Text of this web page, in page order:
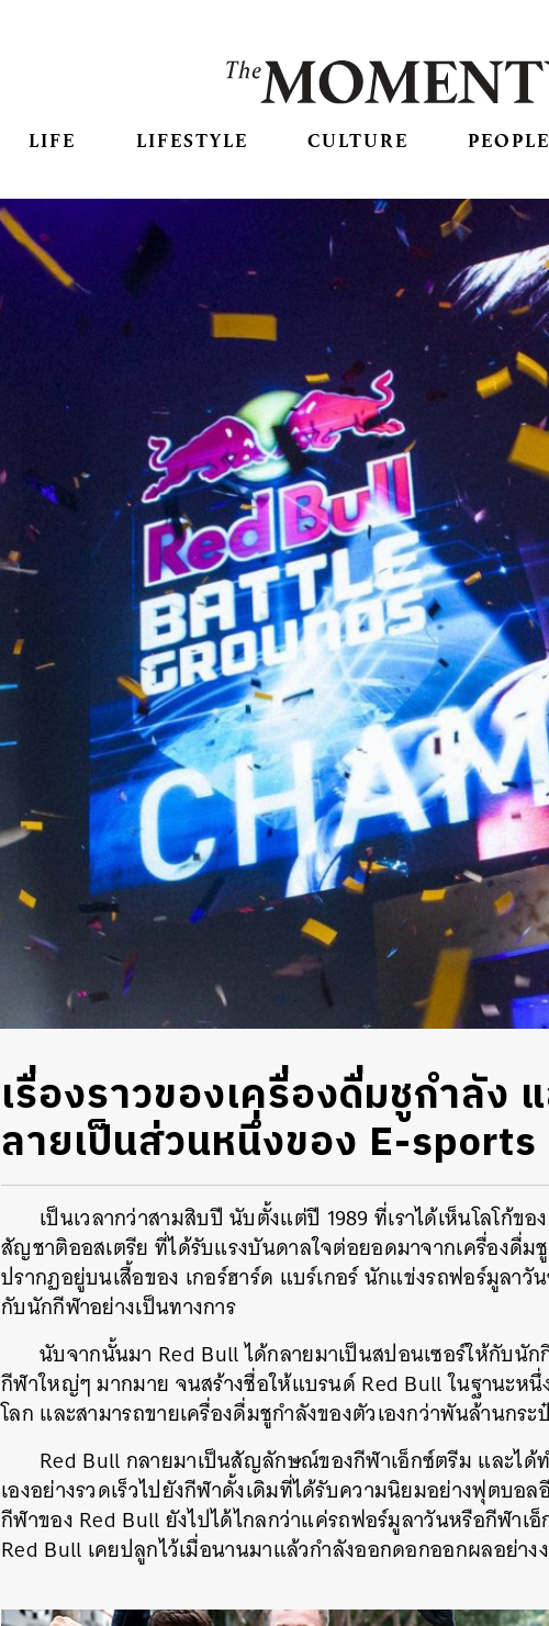
LIFE LIFESTYLE CULTURE PEOPLE
เรื่องราวของเครื่องดื่มชูกำลัง
ลายเป็นส่วนหนึ่งของ E-sports
เป็นเวลากว่าสามสิบปี นับตั้งแต่ปี 1989 ที่เราได้เห็นโลโก้ข
สัญชาติออสเตรีย ที่ได้รับแรงบันดาลใจต่อยอดมาจากเครื่องดื่มชู
ปรากฏอยู่บนเสื้อของ เกอร์ฮาร์ด แบร์เกอร์ นักแข่งรถฟอร์มูลาวั
กับนักกีฬาอย่างเป็นทางการ
นับจากนั้นมา Red Bull ได้กลายมาเป็นสปอนเซอร์ให้กับนั
กีฬาใหญ่ๆ มากมาย จนสร้างชื่อให้แบรนด์ Red Bull ในฐานะ
โลก และสามารถขายเครื่องดื่มชูกำลังของตัวเองกว่าพันล้านกระ
Red Bull กลายมาเป็นสัญลักษณ์ของกีฬาเอ็กซ์ตรีม และได้
เองอย่างรวดเร็วไปยังกีฬาดั้งเดิมที่ได้รับความนิยมอย่างฟุตบอ
กีฬาของ Red Bull ยังไปได้ไกลกว่าแค่รถฟอร์มูลาวันหรือกีฬาเ
Red Bull เคยปลูกไว้เมื่อนานมาแล้วกำลังออกดอกออกผลอย่าง